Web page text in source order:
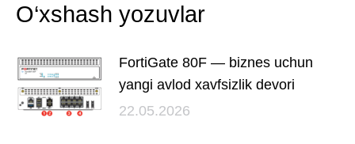
O‘xshash yozuvlar
FortiGate 80F — biznes uchun
yangi avlod xavfsizlik devori
22.05.2026